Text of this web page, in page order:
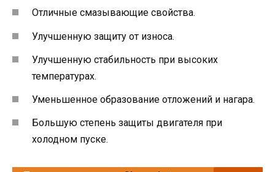
Отличные смазывающие свойства.
Улучшенную защиту от износа.
Улучшенную стабильность при высоких
температурах.
Уменьшенное образование отложений и нагара.
Большую степень защиты двигателя при
холодном пуске.